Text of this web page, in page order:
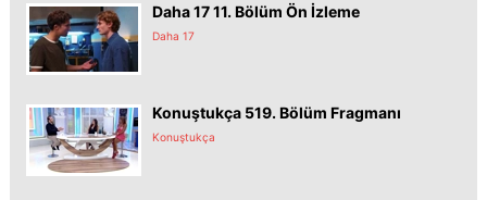
Daha 17 11. Bölüm Ön İzleme
Daha 17
Konuştukça 519. Bölüm Fragmanı
Konuştukça